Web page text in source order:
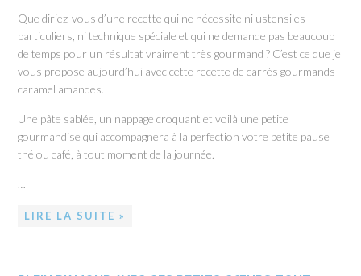
Que diriez-vous d’une recette qui ne nécessite ni ustensiles
particuliers, ni technique spéciale et qui ne demande pas beaucoup
de temps pour un résultat vraiment très gourmand ? C’est ce que je
vous propose aujourd’hui avec cette recette de carrés gourmands
caramel amandes.
Une pâte sablée, un nappage croquant et voilà une petite
gourmandise qui accompagnera à la perfection votre petite pause
thé ou café, à tout moment de la journée.
…
LIRE LA SUITE »